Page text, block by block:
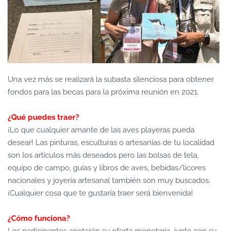
Una vez más se realizará la subasta silenciosa para obtener
fondos para las becas para la próxima reunión en 2021.
¿Qué puedes traer?
¡Lo que cualquier amante de las aves playeras pueda
desear! Las pinturas, esculturas o artesanías de tu localidad
son los artículos más deseados pero las bolsas de tela,
equipo de campo, guías y libros de aves, bebidas/licores
nacionales y joyería artesanal también son muy buscados.
¡Cualquier cosa que te gustaría traer será bienvenida!
¿Cómo funciona?